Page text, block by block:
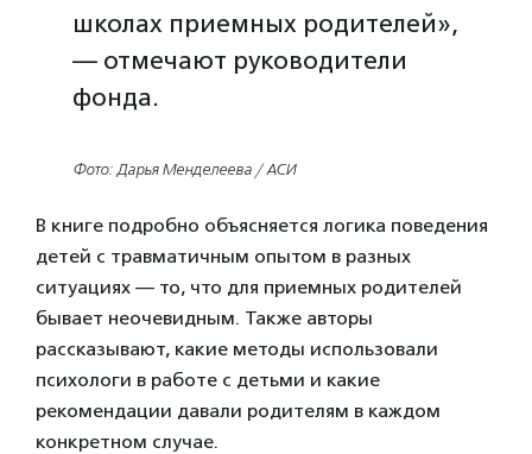
школах приемных родителей»,
— отмечают руководители
фонда.
Фото: Дарья Менделеева / АСИ
В книге подробно объясняется логика поведения
детей с травматичным опытом в разных
ситуациях — то, что для приемных родителей
бывает неочевидным. Также авторы
рассказывают, какие методы использовали
психологи в работе с детьми и какие
рекомендации давали родителям в каждом
конкретном случае.